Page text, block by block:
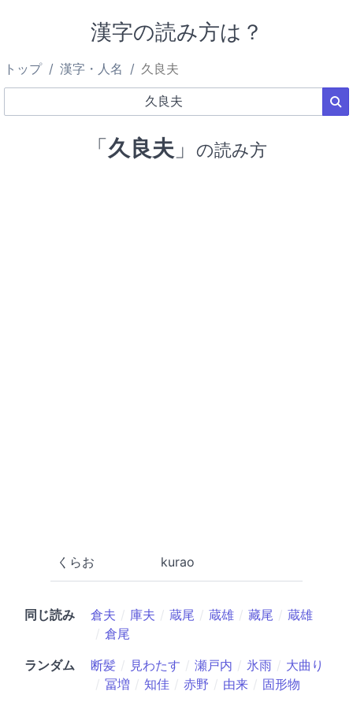
漢字の読み方は？
トップ 漢字・人名 久良夫
「久良夫 」 の読み方
くらお kurao
同じ読み 倉夫 庫夫 蔵尾 蔵雄 藏尾
蔵雄
倉尾
ランダム
断髪 見わたす 瀬戸内 氷雨
大曲り
冨増
知佳 赤野 由来 固形物